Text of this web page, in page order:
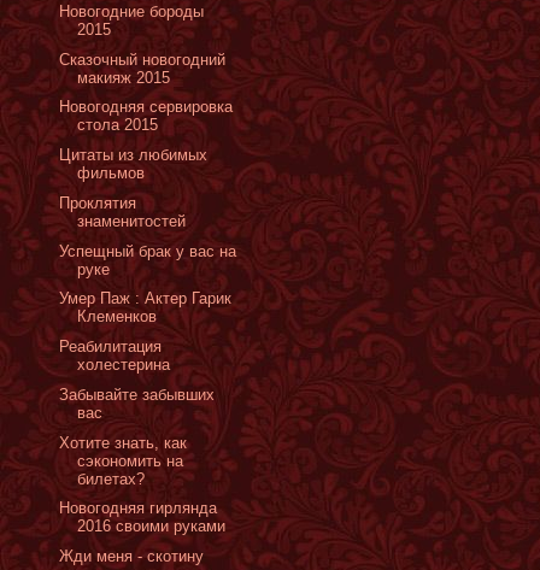
Новогодние бороды
2015
Сказочный новогодний
макияж 2015
Новогодняя сервировка
стола 2015
Цитаты из любимых
фильмов
Проклятия
знаменитостей
Успещный брак у вас на
руке
Умер Паж : Актер Гарик
Клеменков
Реабилитация
холестерина
Забывайте забывших
вас
Хотите знать, как
сэкономить на
билетах?
Новогодняя гирлянда
2016 своими руками
Жди меня - скотину